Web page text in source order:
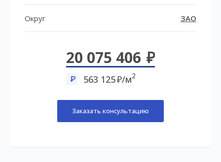
Округ ЗАО
20 075 406
563 125 /м2
Заказать консультацию